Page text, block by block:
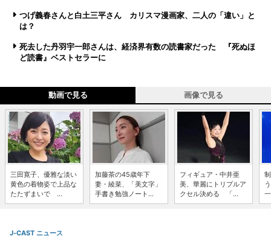
つげ義春さんと白土三平さん カリスマ漫画家、二人の「違い」と
は？
死去した丹羽宇一郎さんは、経済界有数の読書家だった 『死ぬほ
ど読書』ベストセラーに
動画で見る 画像で見る
三田寛子、優雅な淡い
黄色の着物姿で上品な
たたずまいで ...
加藤茶の45歳年下
妻・綾菜、「美文字」
手書き勉強ノート...
フィギュア・中井亜
美、華麗にトリプルア
クセル決める 「...
J-CAST ニュース